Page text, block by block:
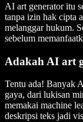
AI art generator itu
tanpa izin hak cipta
melanggar hukum.
sebelum
Adakah AI art
Tentu ada! Banyak
gaya, dari lukisan
memakai machine
deskripsi teks jadi